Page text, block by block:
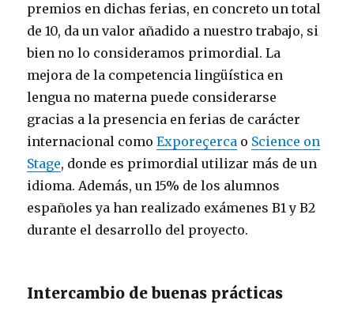
premios en dichas ferias, en concreto un total
de 10, da un valor añadido a nuestro trabajo, si
bien no lo consideramos primordial. La
mejora de la competencia lingüística en
lengua no materna puede considerarse
gracias a la presencia en ferias de carácter
internacional comoExporeçerca o Science on
Stage, donde es primordial utilizar más de un
idioma. Además, un 15% de los alumnos
españoles ya han realizado exámenes B1 y B2
durante el desarrollo del proyecto.
Intercambio de buenas prácticas